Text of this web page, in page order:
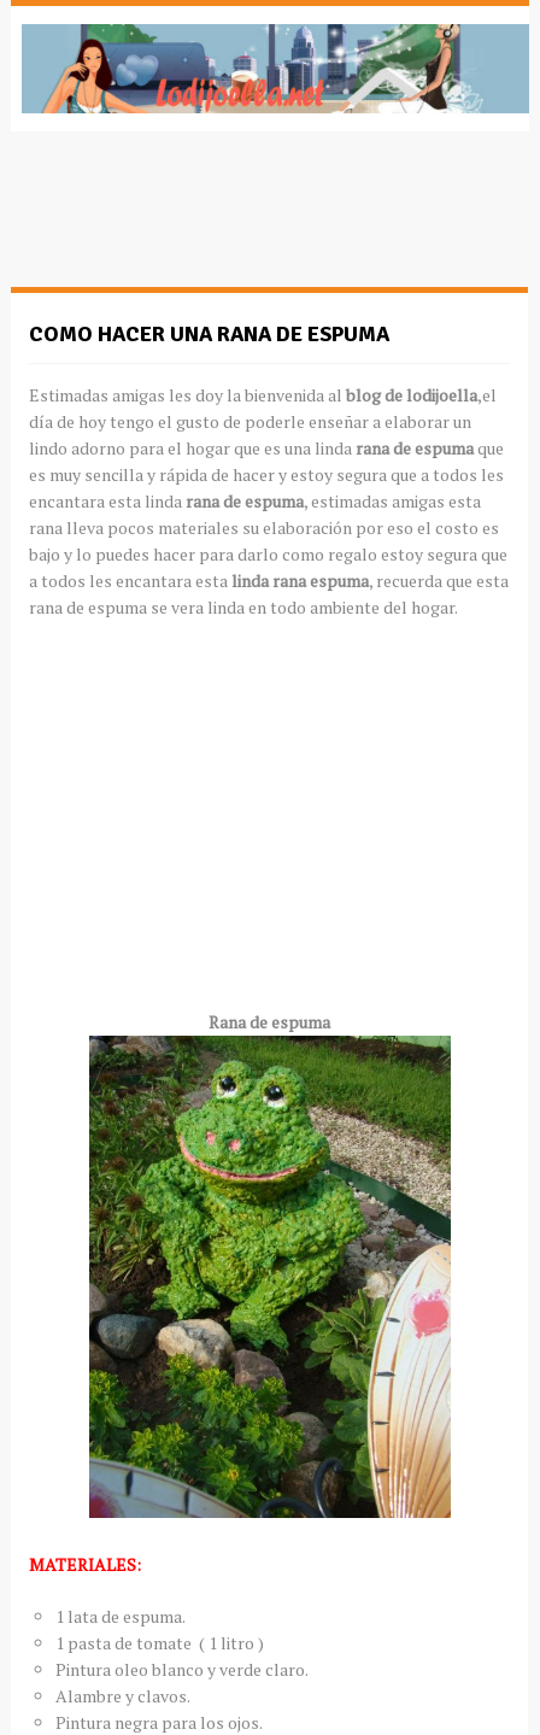
COMO HACER UNA RANA DE ESPUMA
Estimadas amigas les doy la bienvenida al blog de lodijoella,el
día de hoy tengo el gusto de poderle enseñar a elaborar un
lindo adorno para el hogar que es una linda rana de espumaque
es muy sencilla y rápida de hacer y estoy segura que a todos les
encantara esta linda rana de espuma, estimadas amigas esta
rana lleva pocos materiales su elaboración por eso el costo es
bajo y lo puedes hacer para darlo como regalo estoy segura que
a todos les encantara esta linda rana espuma, recuerda que esta
rana de espuma se vera linda en todo ambiente del hogar.
Rana de espuma
MATERIALES:
1 lata de espuma.
1 pasta de tomate ( 1 litro )
Pintura oleo blanco y verde claro.
Alambre y clavos.
Pintura negra para los ojos.